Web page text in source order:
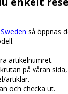
så öppnas
artikelnumret.
på våran
artiklar.
och checka ut.